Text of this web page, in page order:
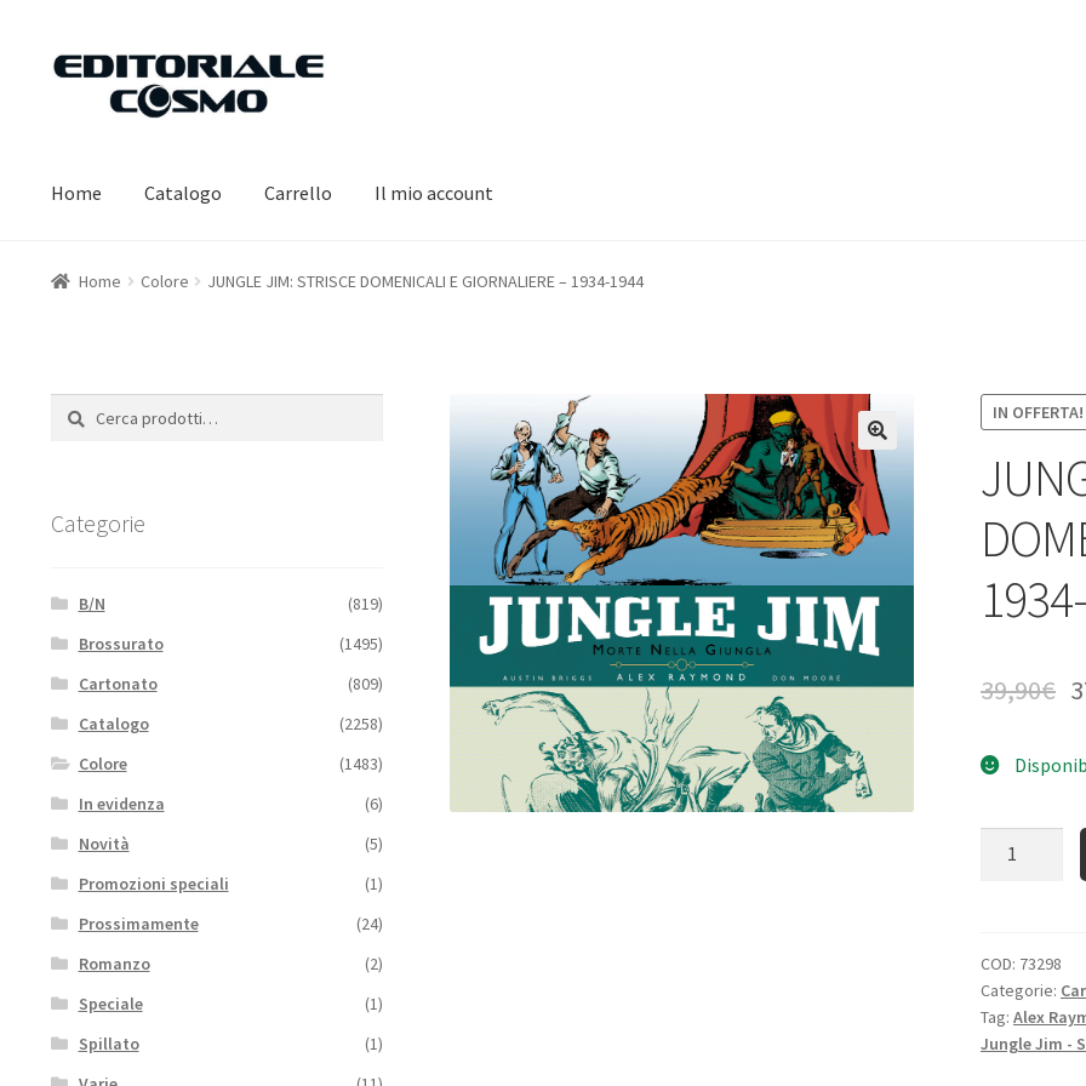
Vai
navigazione
Vai
Home Catalogo Carrello Il mio account
Home Colore JUNGLE JIM: STRISCE DOMENICALI E GIORNALIERE – 1934-1944
IN OFFERTA!
39,90€
COD: 73298
Categorie:
Tag: Alex
Jungle Jim -
Cerca:
Cerca
Categorie
B/N
(819)
Brossurato
(1495)
Cartonato
(809)
Catalogo
(2258)
Colore
(1483)
In evidenza
(6)
Novità
(5)
Promozioni speciali
(1)
Prossimamente
(24)
Romanzo
(2)
Speciale
(1)
Spillato
(1)